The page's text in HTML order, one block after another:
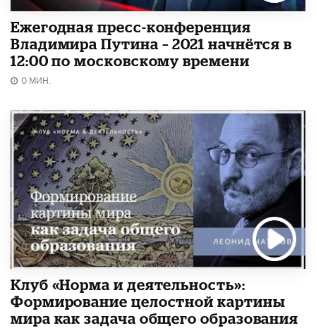
Ежегодная пресс-конференция
Владимира Путина – 2021 начнётся в
12:00 по московскому времени
0 МИН.
Клуб «Норма и деятельность»:
Формирование целостной картины
мира как задача общего образования